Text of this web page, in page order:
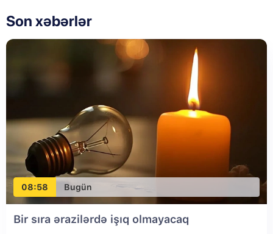
Son xəbərlər
08:58 Bugün
Bir sıra ərazilərdə işıq olmayacaq